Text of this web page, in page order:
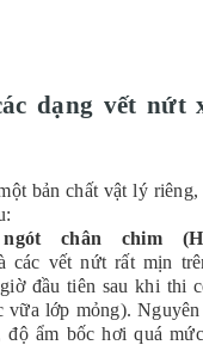
dạng vết nứt
bản chất vật lý
chân chim
các vết nứt rất mịn
đầu tiên sau khi thi
vữa lớp mỏng).
độ ẩm bốc hơi quá